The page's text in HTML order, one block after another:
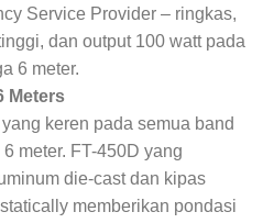
Service Provider – ringkas,
dan output 100 watt pada
6 meter.
Meters
keren pada semua band
meter. FT-450D yang
die-cast dan kipas
memberikan pondasi